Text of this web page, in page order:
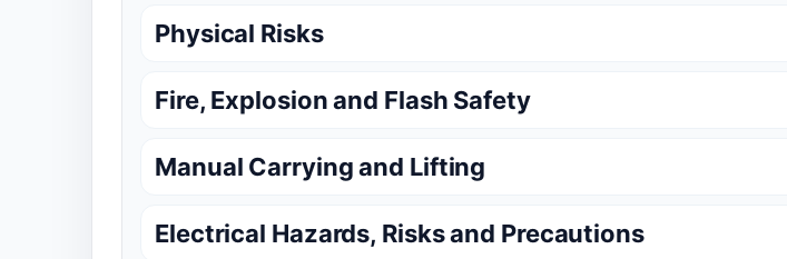
Physical Risks
Fire, Explosion and Flash Safety
Manual Carrying and Lifting
Electrical Hazards, Risks and Precautions